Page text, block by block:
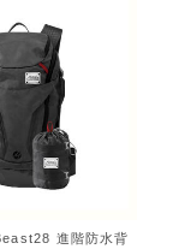
進階防水背